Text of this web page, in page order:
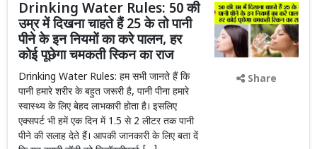
Drinking Water Rules: 50 की
उम्र में दिखना चाहते हैं 25 के तो पानी
पीने के इन नियमों का करे पालन, हर
कोई पूछेगा चमकती स्किन का राज
Drinking Water Rules: हम सभी जानते हैं कि
पानी हमारे शरीर के बहुत जरूरी है, पानी पीना हमारे
स्वास्थ्य के लिए बेहद लाभकारी होता है। इसलिए
एक्सपर्ट भी हमें एक दिन में 1.5 से 2 लीटर तक पानी
पीने की सलाह देते हैं। आपकी जानकारी के लिए बता दें
Share